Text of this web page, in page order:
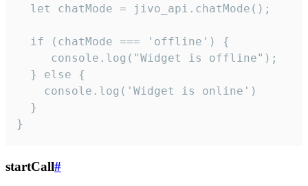
  let chatMode = jivo_api.chatMode();
  if (chatMode === 'offline') {
     console.log("Widget is offline");
  } else {
    console.log('Widget is online')
  }
}
startCall#